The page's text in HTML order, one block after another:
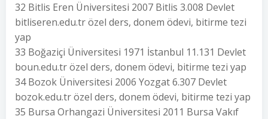
32 Bitlis Eren Üniversitesi 2007 Bitlis 3.008 Devlet
bitliseren.edu.tr özel ders, donem ödevi, bitirme tezi
yap
33 Boğaziçi Üniversitesi 1971 İstanbul 11.131 Devlet
boun.edu.tr özel ders, donem ödevi, bitirme tezi yap
34 Bozok Üniversitesi 2006 Yozgat 6.307 Devlet
bozok.edu.tr özel ders, donem ödevi, bitirme tezi yap
35 Bursa Orhangazi Üniversitesi 2011 Bursa Vakıf